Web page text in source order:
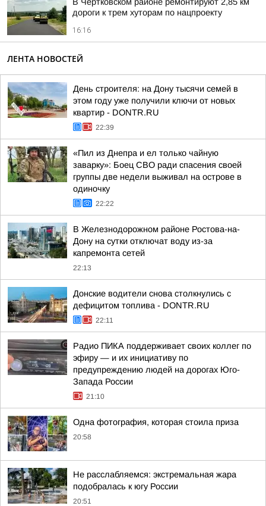
дороги к трем хуторам по нацпроекту
16:16
ЛЕНТА НОВОСТЕЙ
День строителя: на Дону тысячи семей в
этом году уже получили ключи от новых
квартир - DONTR.RU
22:39
«Пил из Днепра и ел только чайную
заварку»: Боец СВО ради спасения своей
группы две недели выживал на острове в
одиночку
22:22
В Железнодорожном районе Ростова-на-
Дону на сутки отключат воду из-за
капремонта сетей
22:13
Донские водители снова столкнулись с
дефицитом топлива - DONTR.RU
22:11
Радио ПИКА поддерживает своих коллег по
эфиру — и их инициативу по
предупреждению людей на дорогах Юго-
Запада России
21:10
Одна фотография, которая стоила приза
20:58
Не расслабляемся: экстремальная жара
подобралась к югу России
20:51